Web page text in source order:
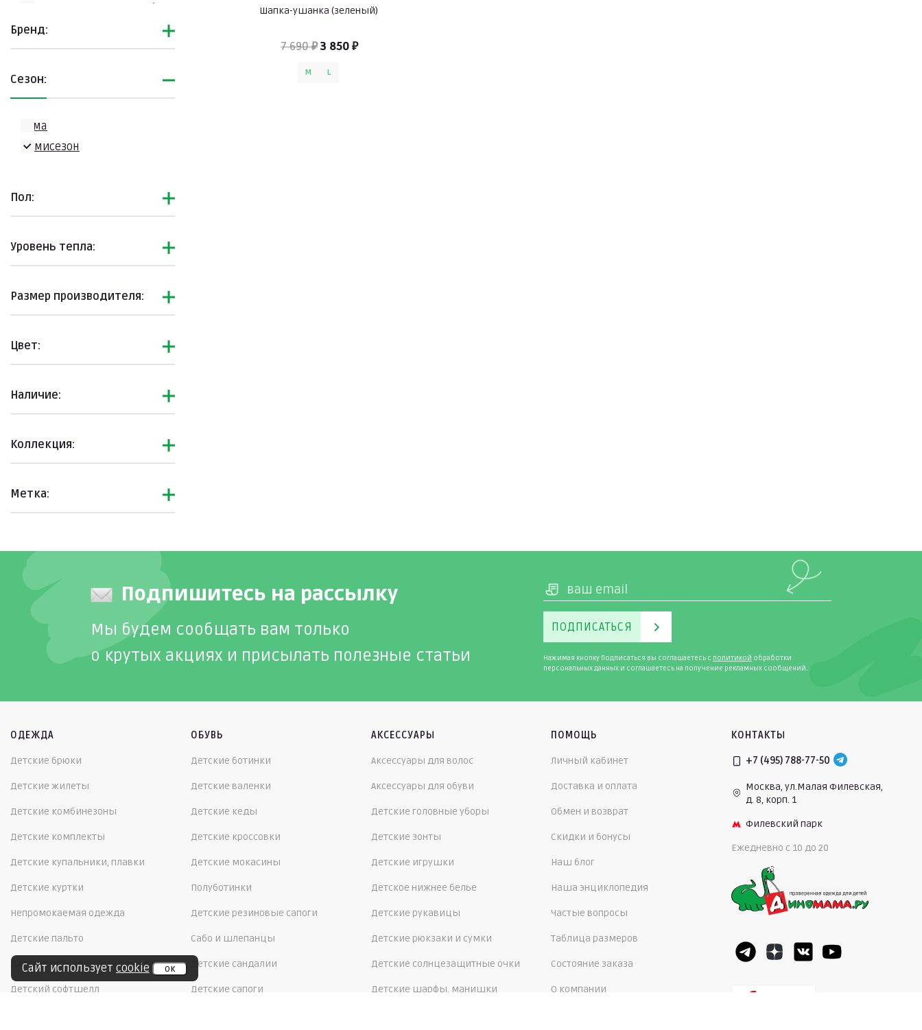
Подборки
Бренд:
Сезон:
Зима
Демисезон
Пол:
Уровень тепла:
Размер производителя:
Цвет:
Наличие:
Коллекция:
Метка:
Шапка-ушанка (зеленый)
7 690 ₽3 850 ₽
M L
Подпишитесь на рассылку
Мы будем сообщать вам только
о крутых акциях и присылать полезные статьи
ПОДПИСАТЬСЯ
Нажимая кнопку Подписаться вы соглашаетесь с политикой обработки
персональных данных и соглашаетесь на получение рекламных сообщений.
ОДЕЖДА
Детские брюки
Детские жилеты
Детские комбинезоны
Детские комплекты
Детские купальники, плавки
Детские куртки
Непромокаемая одежда
Детские пальто
Детская повседневная одежда
Детский софтшелл
ОБУВЬ
Детские ботинки
Детские валенки
Детские кеды
Детские кроссовки
Детские мокасины
Полуботинки
Детские резиновые сапоги
Сабо и шлепанцы
Детские сандалии
Детские сапоги
АКСЕССУАРЫ
Аксессуары для волос
Аксессуары для обуви
Детские головные уборы
Детские зонты
Детские игрушки
Детское нижнее белье
Детские рукавицы
Детские рюкзаки и сумки
Детские солнцезащитные очки
Детские шарфы, манишки
ПОМОЩЬ
Личный кабинет
Доставка и оплата
Обмен и возврат
Скидки и бонусы
Наш блог
Наша энциклопедия
Частые вопросы
Таблица размеров
Состояние заказа
О компании
КОНТАКТЫ
+7 (495) 788-77-50
Москва, ул.Малая Филевская,
д. 8, корп. 1
Филевский парк
Ежедневно c 10 до 20
Сайт использует cookie ок